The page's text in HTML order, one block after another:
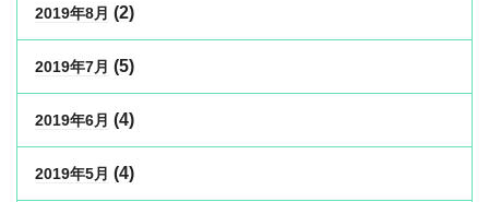
2019年8月 (2)
2019年7月 (5)
2019年6月 (4)
2019年5月 (4)